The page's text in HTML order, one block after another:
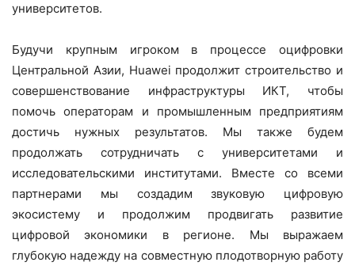
университетов.
Будучи крупным игроком в процессе оцифровки
Центральной Азии, Huawei продолжит строительство и
совершенствование инфраструктуры ИКТ, чтобы
помочь операторам и промышленным предприятиям
достичь нужных результатов. Мы также будем
продолжать сотрудничать с университетами и
исследовательскими институтами. Вместе со всеми
партнерами мы создадим звуковую цифровую
экосистему и продолжим продвигать развитие
цифровой экономики в регионе. Мы выражаем
глубокую надежду на совместную плодотворную работу